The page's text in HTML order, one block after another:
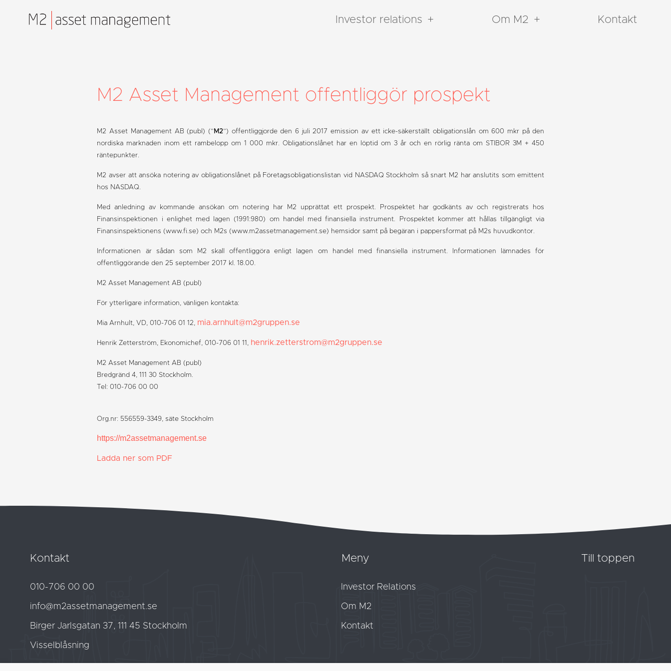
Investor relations Om M2 Kontakt
M2 Asset Management offentliggör prospekt
M2 Asset Management AB (publ) (” M2”) offentliggjorde den 6 juli 2017 emission av ett icke-säkerställt obligationslån om 600 mkr på den
nordiska marknaden inom ett rambelopp om 1 000 mkr. Obligationslånet har en löptid om 3 år och en rörlig ränta om STIBOR 3M + 450
räntepunkter.
M2 avser att ansöka notering av obligationslånet på Företagsobligationslistan vid NASDAQ Stockholm så snart M2 har anslutits som emittent
hos NASDAQ.
Med anledning av kommande ansökan om notering har M2 upprättat ett prospekt. Prospektet har godkänts av och registrerats hos
Finansinspektionen i enlighet med lagen (1991:980) om handel med finansiella instrument. Prospektet kommer att hållas tillgängligt via
Finansinspektionens (www.fi.se) och M2s (www.m2assetmanagement.se) hemsidor samt på begäran i pappersformat på M2s huvudkontor.
Informationen är sådan som M2 skall offentliggöra enligt lagen om handel med finansiella instrument. Informationen lämnades för
offentliggörande den 25 september 2017 kl. 18.00.
M2 Asset Management AB (publ)
För ytterligare information, vänligen kontakta:
Mia Arnhult, VD, 010-706 01 12, mia.arnhult@m2gruppen.se
Henrik Zetterström, Ekonomichef, 010-706 01 11, henrik.zetterstrom@m2gruppen.se
M2 Asset Management AB (publ)
Bredgränd 4, 111 30 Stockholm.
Tel: 010-706 00 00
Org.nr: 556559-3349, säte Stockholm
https://m2assetmanagement.se
Ladda ner som PDF
Kontakt Meny Till toppen
010-706 00 00
info@m2assetmanagement.se
Birger Jarlsgatan 37, 111 45 Stockholm
Visselblåsning
Investor Relations
Om M2
Kontakt